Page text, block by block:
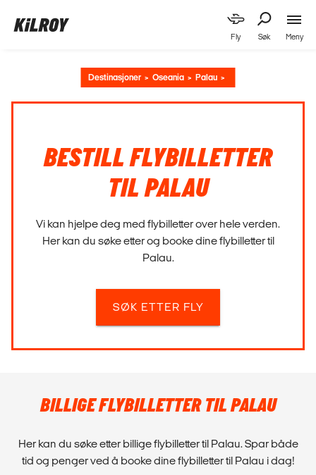
Fly Søk Meny
Destinasjoner Oseania Palau
BESTILL FLYBILLETTER
TIL PALAU
Vi kan hjelpe deg med flybilletter over hele verden.
Her kan du søke etter og booke dine flybilletter til
Palau.
SØK ETTER FLY
BILLIGE FLYBILLETTER TIL PALAU
Her kan du søke etter billige flybilletter til Palau. Spar både
tid og penger ved å booke dine flybilletter til Palau i dag!